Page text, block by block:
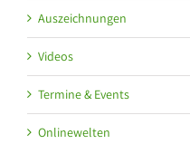
Auszeichnungen
Videos
Termine & Events
Onlinewelten